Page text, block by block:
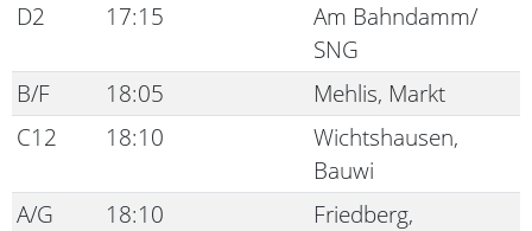
D2
17:15
Am Bahndamm/
SNG
B/F
18:05
Mehlis, Markt
C12
18:10
Wichtshausen,
Bauwi
A/G
18:10
Friedberg,